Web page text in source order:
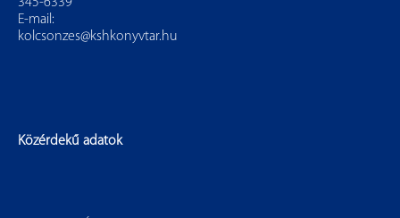
E-mail:
kolcsonzes@kshkonyvtar.hu
Közérdekű adatok